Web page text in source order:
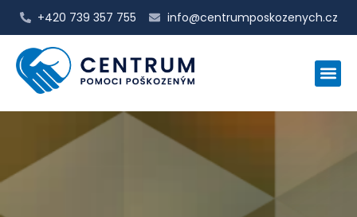
+420 739 357 755 info@centrumposkozenych.cz